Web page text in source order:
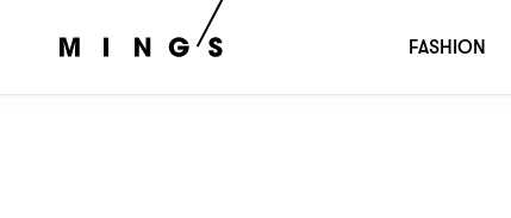
FASHION
Salvatore Ferragamo── Autumn / Winter 2008